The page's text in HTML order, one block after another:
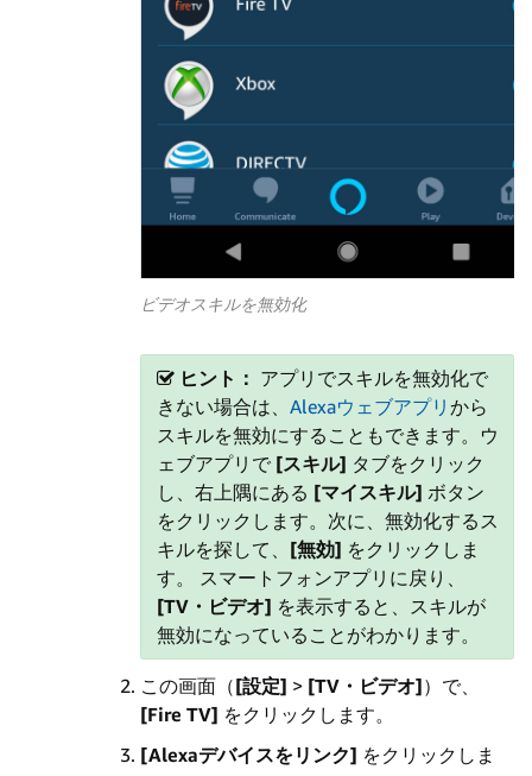
ビデオスキルを無効化
ヒント： アプリでスキルを無効化で
きない場合は、 Alexaウェブアプリ から
スキルを無効にすることもできます。ウ
ェブアプリで [スキル] タブをクリック
し、右上隅にある [マイスキル] ボタン
をクリックします。次に、無効化するス
キルを探して、 [無効] をクリックしま
す。 スマートフォンアプリに戻り、
[TV・ビデオ] を表示すると、スキルが
無効になっていることがわかります。
この画面（[設定] > [TV・ビデオ]）で、
[Fire TV] をクリックします。
[Alexaデバイスをリンク] をクリックしま